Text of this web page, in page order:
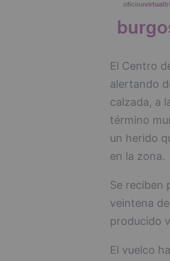
El Centro
alertando
calzada, a
término
un herido
en la zona.
Se reciben
veintena
producido
El vuelco